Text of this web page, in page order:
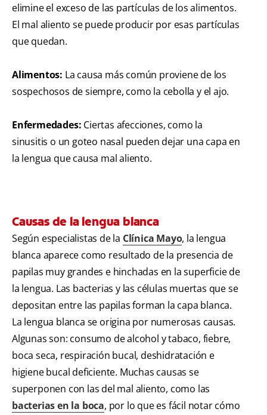
elimine el exceso de las partículas de los alimentos.
El mal aliento se puede producir por esas partículas
que quedan.
Alimentos: La causa más común proviene de los
sospechosos de siempre, como la cebolla y el ajo.
Enfermedades: Ciertas afecciones, como la
sinusitis o un goteo nasal pueden dejar una capa en
la lengua que causa mal aliento.
Causas de la lengua blanca
Según especialistas de la Clínica Mayo, la lengua
blanca aparece como resultado de la presencia de
papilas muy grandes e hinchadas en la superficie de
la lengua. Las bacterias y las células muertas que se
depositan entre las papilas forman la capa blanca.
La lengua blanca se origina por numerosas causas.
Algunas son: consumo de alcohol y tabaco, fiebre,
boca seca, respiración bucal, deshidratación e
higiene bucal deficiente. Muchas causas se
superponen con las del mal aliento, como las
bacterias en la boca, por lo que es fácil notar cómo